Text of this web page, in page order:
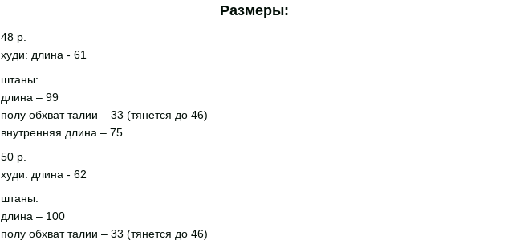
Размеры:
48 р.
худи: длина - 61
штаны:
длина – 99
полу обхват талии – 33 (тянется до 46)
внутренняя длина – 75
50 р.
худи: длина - 62
штаны:
длина – 100
полу обхват талии – 33 (тянется до 46)